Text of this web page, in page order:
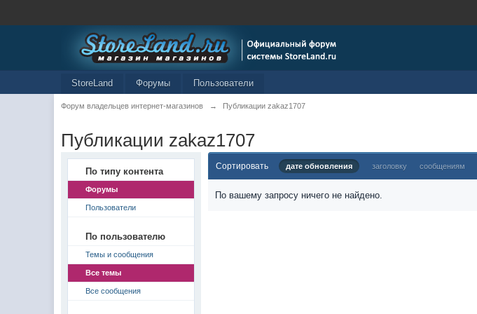
StoreLand Форумы Пользователи
Форум владельцев интернет-магазинов → Публикации zakaz1707
Публикации zakaz1707
По типу контента
Форумы
Пользователи
По пользователю
Темы и сообщения
Все темы
Все сообщения
Сортировать дате обновления заголовку сообщениям
По вашему запросу ничего не найдено.